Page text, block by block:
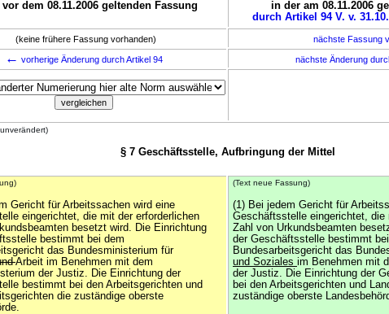
dem 08.11.2006 geltenden Fassung
in der am 08.11.2006
durch Artikel 94 V. v.
(keine frühere Fassung vorhanden) nächste Fassung
← vorherige Änderung durch Artikel 94 nächste Änderung
§ 7 Geschäftsstelle, Aufbringung der Mittel
Gericht für Arbeitssachen wird eine
eingerichtet, die mit der erforderlichen
besetzt wird. Die Einrichtung
bestimmt bei dem
das Bundesministerium für
Arbeit im Benehmen mit dem
der Justiz. Die Einrichtung der
bestimmt bei den Arbeitsgerichten und
die zuständige oberste
(Text neue Fassung)
(1) Bei jedem Gericht für
Geschäftsstelle eingerichtet, die
Zahl von Urkundsbeamten
der Geschäftsstelle bestimmt
Bundesarbeitsgericht das
und Soziales im Benehmen mit
der Justiz. Die Einrichtung der
bei den Arbeitsgerichten und
zuständige oberste